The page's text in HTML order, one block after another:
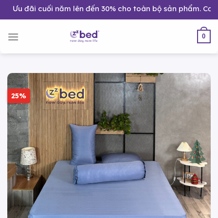
qua
dung
cuối năm lên đến 30% cho toàn bộ sản phẩm. Cơ hội
0
25%